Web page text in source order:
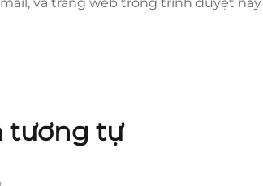
tương tự